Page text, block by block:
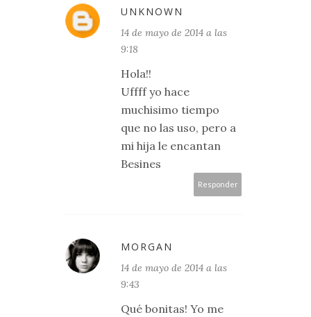
UNKNOWN
14 de mayo de 2014 a las
9:18
Hola!!
Uffff yo hace
muchisimo tiempo
que no las uso, pero a
mi hija le encantan
Besines
Responder
MORGAN
14 de mayo de 2014 a las
9:43
Qué bonitas! Yo me